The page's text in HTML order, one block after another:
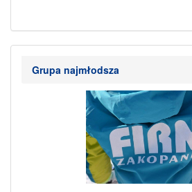
Grupa najmłodsza